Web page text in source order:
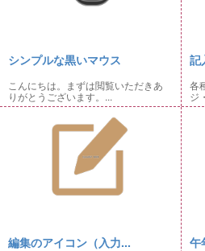
シンプルな黒いマウス
こんにちは。まずは閲覧いただきあ
りがとうございます。...
記
各
ジ
編集のアイコン（入力... 午